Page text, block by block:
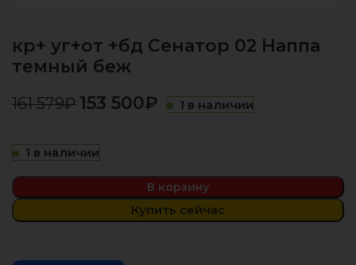
кр+ уг+от +бд Сенатор 02 Наппа
темный беж
161 579₽ 153 500₽ 1 в наличии
1 в наличии
В корзину
Купить сейчас